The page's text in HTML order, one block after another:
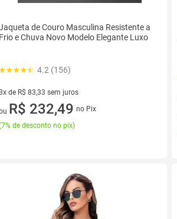
de Couro Masculina Resistente a
Frio e Chuva Novo Modelo Elegante Luxo
4.2 (156)
de R$ 83,33 sem juros
3 vez de R$ 83,33 sem juros
R$ 232,49 no Pix
7% de desconto no pix)